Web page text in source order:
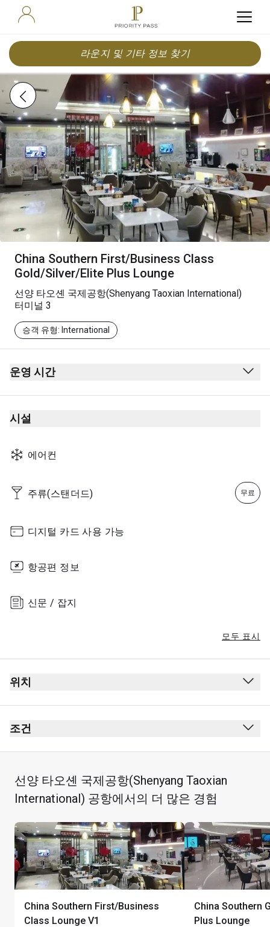
라운지 및 기타 정보 찾기
China Southern First/Business Class
Gold/Silver/Elite Plus Lounge
선양 타오셴 국제공항(Shenyang Taoxian International)
터미널 3
승객 유형: International
운영 시간
첫 번째 중국남방항공 항공편 - 마지막 중국남방항공 항공
편
참고 사항: 운영 시간은 중국남방항공의 운항 스케줄에 따라
시설
에어컨
주류(스탠더드) 무료
디지털 카드 사용 가능
항공편 정보
신문 / 잡지
모두 표시
위치
조건
선양 타오셴 국제공항(Shenyang Taoxian
International) 공항에서의 더 많은 경험
China Southern First/Business
Class Lounge V1
China Southern
Plus Lounge